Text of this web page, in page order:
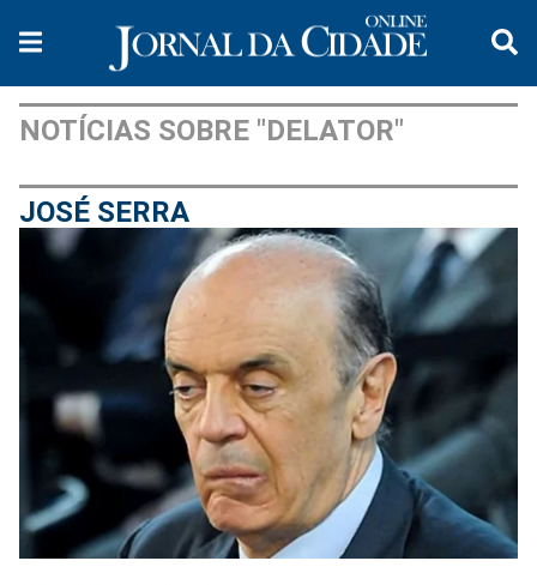
NOTÍCIAS SOBRE "DELATOR"
JOSÉ SERRA